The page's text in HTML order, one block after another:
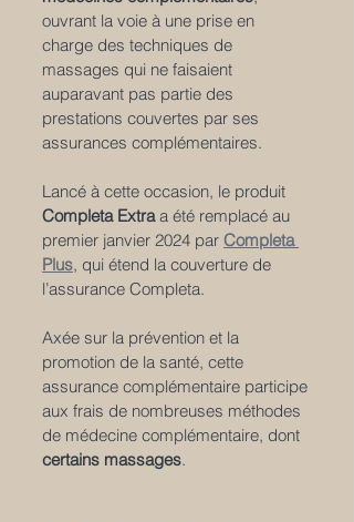
ouvrant la voie à une prise en
charge des techniques de
massages qui ne faisaient
auparavant pas partie des
prestations couvertes par ses
assurances complémentaires.
Lancé à cette occasion, le produit
Completa Extra a été remplacé au
premier janvier 2024 par Completa
Plus, qui étend la couverture de
l’assurance Completa.
Axée sur la prévention et la
promotion de la santé, cette
assurance complémentaire participe
aux frais de nombreuses méthodes
de médecine complémentaire, dont
certains massages.